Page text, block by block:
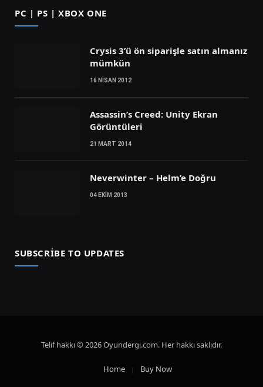
PC | PS | XBOX ONE
Crysis 3’ü ön siparişle satın almanız
mümkün
16 NISAN 2012
Assassin’s Creed: Unity Ekran
Görüntüleri
21 MART 2014
Neverwinter – Helm’e Doğru
04 EKIM 2013
SUBSCRIBE TO UPDATES
Telif hakkı © 2026 Oyundergi.com. Her hakkı saklıdır.
Home Buy Now